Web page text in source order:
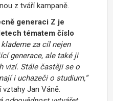
z tváří kampaně.
generaci Z je
tématem číslo
za cíl nejen
generace, ale také ji
vizí. Stále častěji se o
i uchazeči o studium,“
Jan Váně.